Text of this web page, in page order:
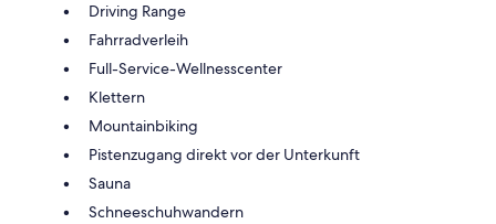
Driving Range
Fahrradverleih
Full-Service-Wellnesscenter
Klettern
Mountainbiking
Pistenzugang direkt vor der Unterkunft
Sauna
Schneeschuhwandern